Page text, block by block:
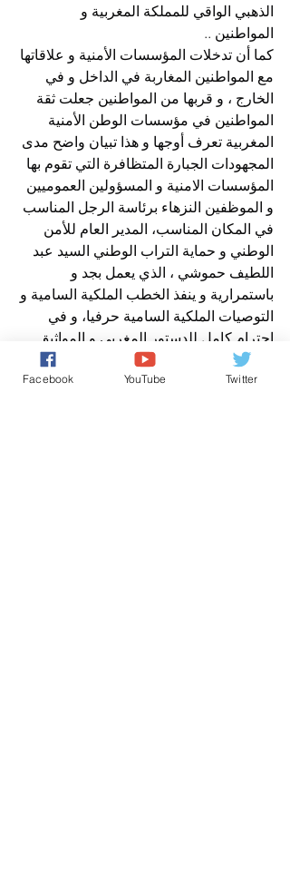
الذهبي الواقي للمملكة المغربية و
المواطنين ..
كما أن تدخلات المؤسسات الأمنية و علاقاتها
مع المواطنين المغاربة في الداخل و في
الخارج ، و قربها من المواطنين جعلت ثقة
المواطنين في مؤسسات الوطن الأمنية
المغربية تعرف أوجها و هذا تبيان واضح مدى
المجهودات الجبارة المتظافرة التي تقوم بها
المؤسسات الامنية و المسؤولين العموميين
و الموظفين النزهاء برئاسة الرجل المناسب
في المكان المناسب، المدير العام للأمن
الوطني و حماية التراب الوطني السيد عبد
اللطيف حموشي ، الذي يعمل بجد و
باستمرارية و ينفذ الخطب الملكية السامية و
التوصيات الملكية السامية حرفيا، و في
احترام كامل للدستور المغربي و المواثيق
الدولية و في احترام كامل للإعلان العالمي
لحقوق الإنسان ، تحت الرعاية الملكية Facebook YouTube Twitter